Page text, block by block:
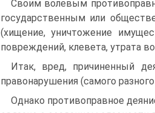
Своим волевым
государственным или
(хищение, уничтожение
повреждений, клевета, утрата
Итак, вред, причиненный
правонарушения (самого разного
Однако противоправное